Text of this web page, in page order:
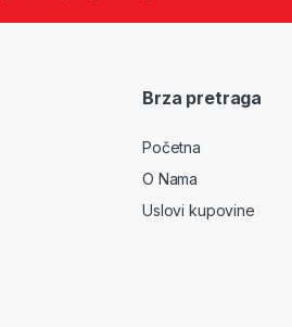
Brza pretraga
Početna
O Nama
Uslovi kupovine